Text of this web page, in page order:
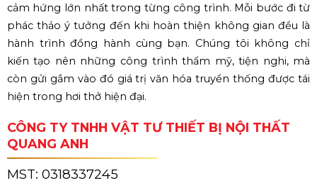
cảm hứng lớn nhất trong từng công trình. Mỗi bước đi từ
phác thảo ý tưởng đến khi hoàn thiện không gian đều là
hành trình đồng hành cùng bạn. Chúng tôi không chỉ
kiến tạo nên những công trình thẩm mỹ, tiện nghi, mà
còn gửi gắm vào đó giá trị văn hóa truyền thống được tái
hiện trong hơi thở hiện đại.
CÔNG TY TNHH VẬT TƯ THIẾT BỊ NỘI THẤT
QUANG ANH
MST: 0318337245